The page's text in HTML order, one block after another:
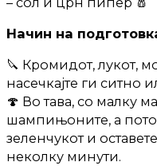
Начин на
🔪 Кромидот, лукот,
насечкајте ги ситно
🍄 Во тава, со малку
шампињоните, а
зеленчукот и
неколку минути.